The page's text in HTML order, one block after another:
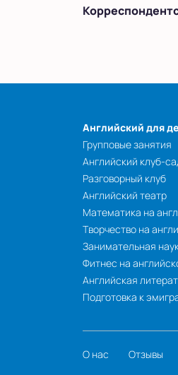
Английский для
Групповые занятия
Английский клуб-
Разговорный клуб
Английский театр
Математика на
Творчество на
Занимательная
Фитнес на
Английская
Подготовка к
О нас Отзывы